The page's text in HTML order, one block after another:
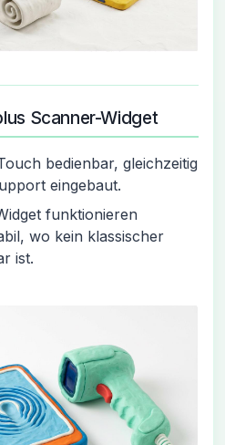
Scanner-Widget
bedienbar, gleichzeitig
eingebaut.
funktionieren
wo kein klassischer
ist.